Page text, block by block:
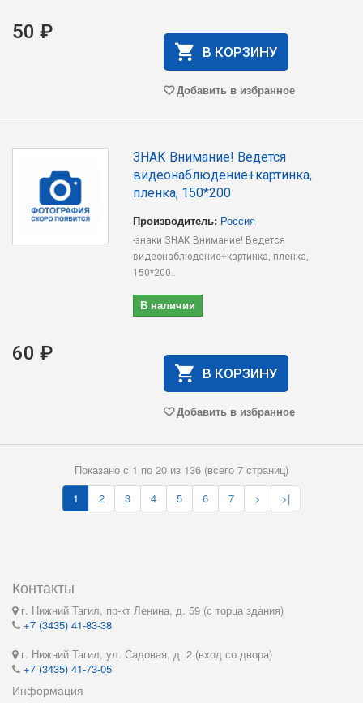
50 ₽
В КОРЗИНУ
Добавить в избранное
ЗНАК Внимание! Ведется
видеонаблюдение+картинка,
пленка, 150*200
Производитель: Россия
-знаки ЗНАК Внимание! Ведется
видеонаблюдение+картинка, пленка,
150*200..
В наличии
60 ₽
В КОРЗИНУ
Добавить в избранное
Показано с 1 по 20 из 136 (всего 7 страниц)
1
2 3 4 5 6 7 > >|
Контакты
г. Нижний Тагил, пр-кт Ленина, д. 59 (с торца здания)
+7 (3435) 41-83-38
г. Нижний Тагил, ул. Садовая, д. 2 (вход со двора)
+7 (3435) 41-73-05
Информация